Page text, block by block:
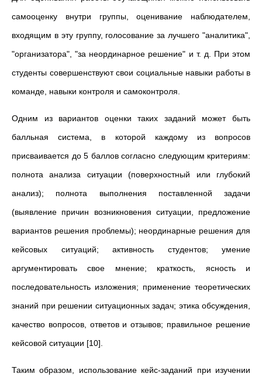
самооценку внутри группы, оценивание наблюдателем,
входящим в эту группу, голосование за лучшего "аналитика",
"организатора", "за неординарное решение" и т. д. При этом
студенты совершенствуют свои социальные навыки работы в
команде, навыки контроля и самоконтроля.
Одним из вариантов оценки таких заданий может быть
балльная система, в которой каждому из вопросов
присваивается до 5 баллов согласно следующим критериям:
полнота анализа ситуации (поверхностный или глубокий
анализ); полнота выполнения поставленной задачи
(выявление причин возникновения ситуации, предложение
вариантов решения проблемы); неординарные решения для
кейсовых ситуаций; активность студентов; умение
аргументировать свое мнение; краткость, ясность и
последовательность изложения; применение теоретических
знаний при решении ситуационных задач; этика обсуждения,
качество вопросов, ответов и отзывов; правильное решение
кейсовой ситуации [10].
Таким образом, использование кейс-заданий при изучении